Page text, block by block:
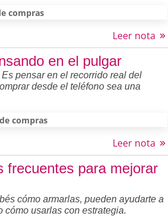
compras
Leer nota
en el pulgar
pensar en el recorrido real del
desde el teléfono sea una
compras
Leer nota
frecuentes para mejorar
cómo armarlas, pueden ayudarte a
cómo usarlas con estrategia.